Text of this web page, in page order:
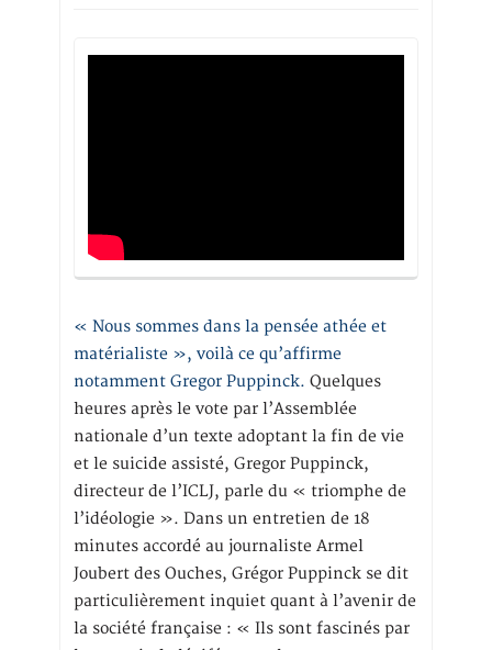
« Nous sommes dans la pensée athée et
matérialiste », voilà ce qu’affirme
notamment Gregor Puppinck. Quelques
heures après le vote par l’Assemblée
nationale d’un texte adoptant la fin de vie
et le suicide assisté, Gregor Puppinck,
directeur de l’ICLJ, parle du « triomphe de
l’idéologie ». Dans un entretien de 18
minutes accordé au journaliste Armel
Joubert des Ouches, Grégor Puppinck se dit
particulièrement inquiet quant à l’avenir de
la société française : « Ils sont fascinés par